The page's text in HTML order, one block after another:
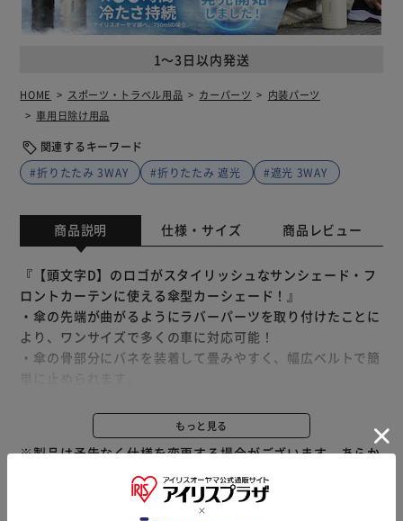
1～3日以内発送
HOME スポーツ・トラベル用品 カーパーツ
内装パーツ
車用日除け用品
関連するキーワード
#折りたたみ 3WAY
#折りたたみ 遮光 #遮光 3WAY
商品説明 仕様・サイズ 商品レビュー
『【頭文字D】のロゴがスタイリッシュなサンシェード・フ
ロントカーテンに使える傘型カーシェード！』
・傘の先端が曲がるようにラバーパーツを取り付けたことに
より、ワンサイズで多くの車に対応可能！
・傘の骨部分にバネを装着して畳みやすく、幅広ベルトで簡
・ミラー用スリットがあるので、ミラーを避けて取り付けら
●グラスファイバー骨の取り扱いについて（中縫いネーム記
もっと見る
※製品は予告なく仕様を変更する場合がございます。あらか
じめご了承ください。